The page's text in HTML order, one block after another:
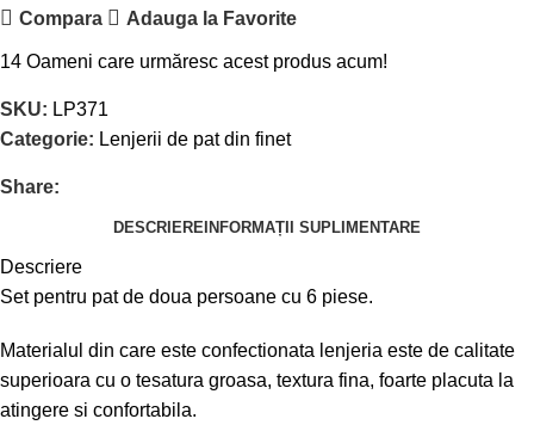
Compara
Adauga la Favorite
14 Oameni care urmăresc acest produs acum!
SKU: LP371
Categorie: Lenjerii de pat din finet
Share:
DESCRIERE INFORMAȚII SUPLIMENTARE
Descriere
Set pentru pat de doua persoane cu 6 piese.
Materialul din care este confectionata lenjeria este de calitate
superioara cu o tesatura groasa, textura fina, foarte placuta la
atingere si confortabila.